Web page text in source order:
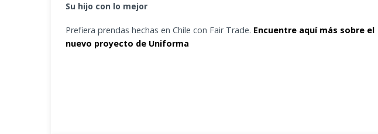
Su hijo con lo mejor
Prefiera prendas hechas en Chile con Fair Trade. Encuentre aquí más sobre el
nuevo proyecto de Uniforma